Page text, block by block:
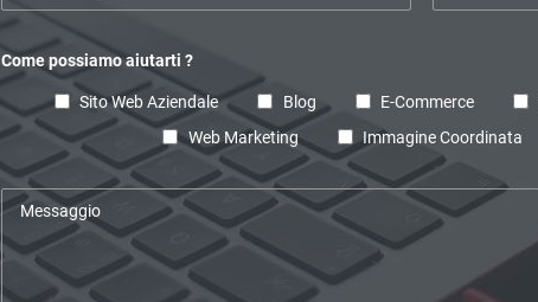
Come possiamo aiutarti ?
Sito Web Aziendale Blog E-Commerce
Web Marketing
Immagine Coordinata